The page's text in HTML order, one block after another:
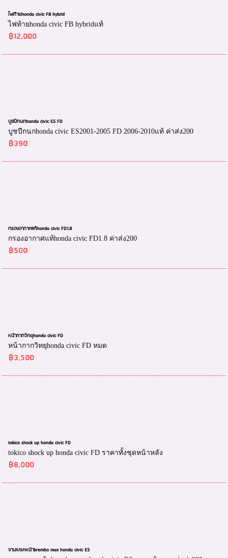
ไฟท้ายhonda civic FB hybrid
ไฟท้ายhonda civic FB hybridแท้
฿12,000
บูชปีกนกhonda civic ES FD
บูชปีกนกhonda civic ES2001-2005 FD 2006-2010แท้ ค่าส่ง200
฿390
กรองอากาศแท้honda civic FD1.8
กรองอากาศแท้honda civic FD1.8 ค่าส่ง200
฿500
หน้ากากวิทยุhonda civic FD
หน้ากากวิทยุhonda civic FD หมด
฿3,500
tokico shock up honda civic FD
tokico shock up honda civic FD ราคาทั้งชุดหน้าหลัง
฿8,000
จานเบรคหน้าbrembo max honda civic ES